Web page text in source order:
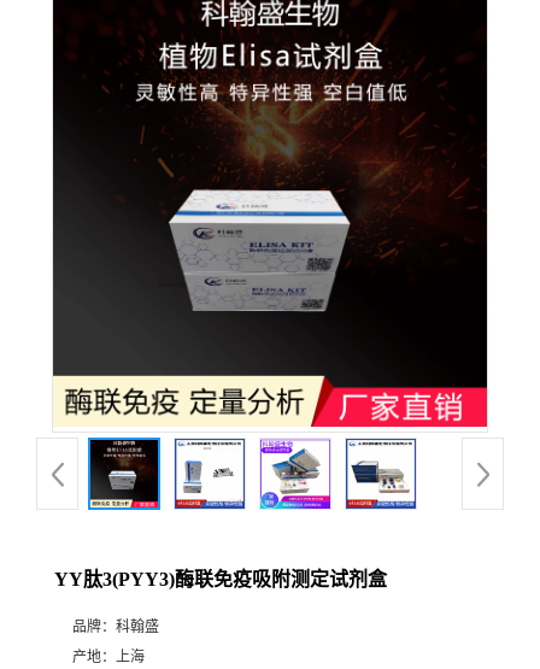
YY肽3(PYY3)酶联免疫吸附测定试剂盒
品牌： 科翰盛
产地： 上海